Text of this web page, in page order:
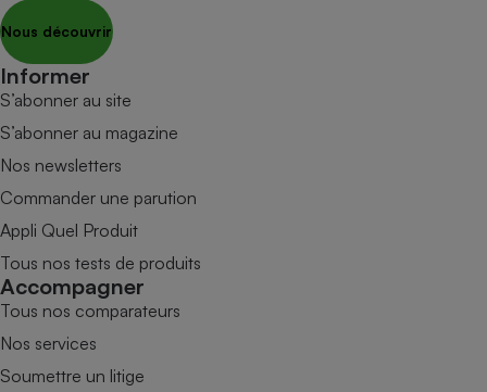
Nous découvrir
Informer
S’abonner au site
S’abonner au magazine
Nos newsletters
Commander une parution
Appli Quel Produit
Tous nos tests de produits
Accompagner
Tous nos comparateurs
Nos services
Soumettre un litige